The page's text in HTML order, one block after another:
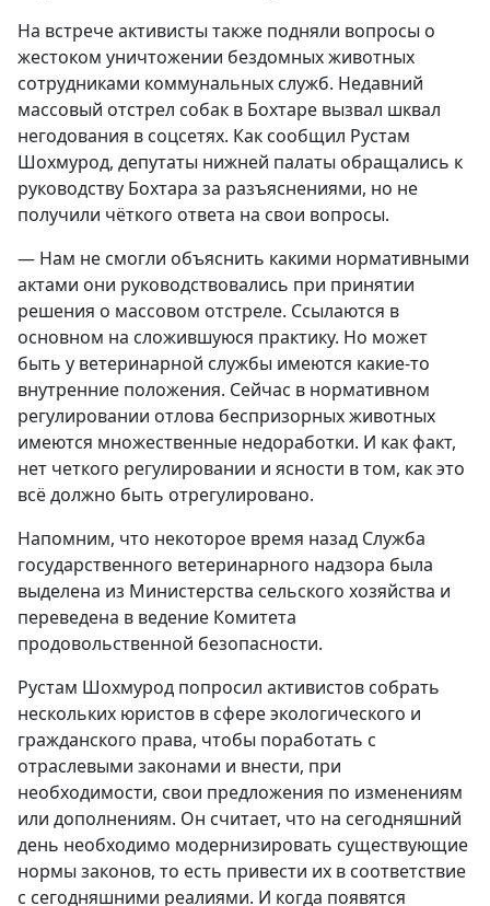
На встрече активисты также подняли вопросы о
жестоком уничтожении бездомных животных
сотрудниками коммунальных служб. Недавний
массовый отстрел собак в Бохтаре вызвал шквал
негодования в соцсетях. Как сообщил Рустам
Шохмурод, депутаты нижней палаты обращались к
руководству Бохтара за разъяснениями, но не
получили чёткого ответа на свои вопросы.
— Нам не смогли объяснить какими нормативными
актами они руководствовались при принятии
решения о массовом отстреле. Ссылаются в
основном на сложившуюся практику. Но может
быть у ветеринарной службы имеются какие-то
внутренние положения. Сейчас в нормативном
регулировании отлова беспризорных животных
имеются множественные недоработки. И как факт,
нет четкого регулировании и ясности в том, как это
всё должно быть отрегулировано.
Напомним, что некоторое время назад Служба
государственного ветеринарного надзора была
выделена из Министерства сельского хозяйства и
переведена в ведение Комитета
продовольственной безопасности.
Рустам Шохмурод попросил активистов собрать
нескольких юристов в сфере экологического и
гражданского права, чтобы поработать с
отраслевыми законами и внести, при
необходимости, свои предложения по изменениям
или дополнениям. Он считает, что на сегодняшний
день необходимо модернизировать существующие
нормы законов, то есть привести их в соответствие
с сегодняшними реалиями. И когда появятся